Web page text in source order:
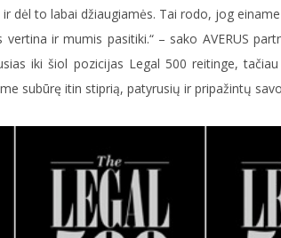
dėl to labai džiaugiamės. Tai rodo, jog
ir mumis pasitiki.“ – sako AVERUS
iki šiol pozicijas Legal 500 reitinge,
subūrę itin stiprią, patyrusių ir pripažintų